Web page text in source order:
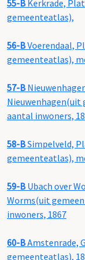
55-B Kerkrade,
gemeenteatlas),
56-BVoerendaal,
gemeenteatlas),
57-B
Nieuwenhagen(uit
aantal inwoners,
58-BSimpelveld,
gemeenteatlas),
59-B Ubach over
Worms(uit
inwoners, 1867
60-BAmstenrade,
gemeenteatlas),